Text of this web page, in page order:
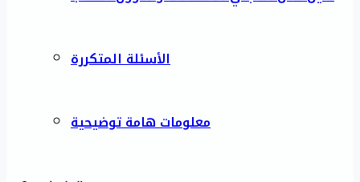
الأسئلة المتكررة
معلومات هامة توضيحية